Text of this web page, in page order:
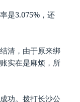
是3.075%，还
清，由于原来绑
实在是麻烦，所
功。拨打长沙公